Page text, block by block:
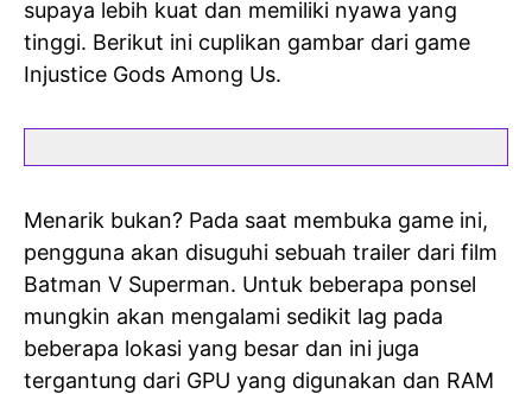
supaya lebih kuat dan memiliki nyawa yang
tinggi. Berikut ini cuplikan gambar dari game
Injustice Gods Among Us.
Menarik bukan? Pada saat membuka game ini,
pengguna akan disuguhi sebuah trailer dari film
Batman V Superman. Untuk beberapa ponsel
mungkin akan mengalami sedikit lag pada
beberapa lokasi yang besar dan ini juga
tergantung dari GPU yang digunakan dan RAM